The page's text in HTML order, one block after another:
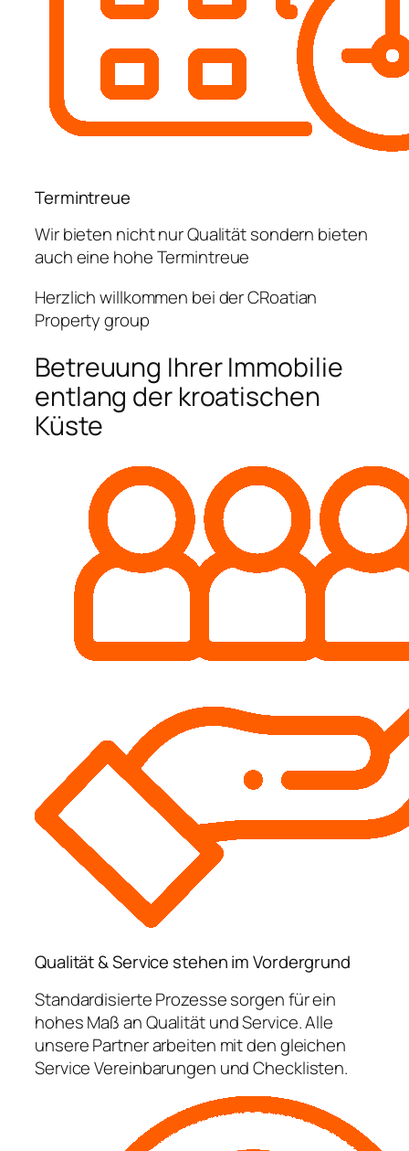
Termintreue
Wir bieten nicht nur Qualität sondern bieten
auch eine hohe Termintreue
Herzlich willkommen bei der CRoatian
Property group
Betreuung Ihrer Immobilie
entlang der kroatischen
Küste
Qualität & Service stehen im Vordergrund
Standardisierte Prozesse sorgen für ein
hohes Maß an Qualität und Service. Alle
unsere Partner arbeiten mit den gleichen
Service Vereinbarungen und Checklisten.